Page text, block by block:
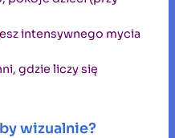
intensywnego mycia
gdzie liczy się
wizualnie?